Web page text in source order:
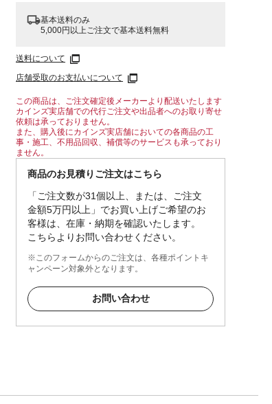
基本送料のみ
5,000円以上ご注文で基本送料無料
送料について
店舗受取のお支払いについて
この商品は、ご注文確定後メーカーより配送いたします
カインズ実店舗での代行ご注文や出品者へのお取り寄せ
依頼は承っておりません。
また、購入後にカインズ実店舗においての各商品の工
事・施工、不用品回収、補償等のサービスも承っており
ません。
商品のお見積りご注文はこちら
「ご注文数が31個以上、または、ご注文
金額5万円以上」でお買い上げご希望のお
客様は、在庫・納期を確認いたします。
こちらよりお問い合わせください。
※このフォームからのご注文は、各種ポイントキ
ャンペーン対象外となります。
お問い合わせ